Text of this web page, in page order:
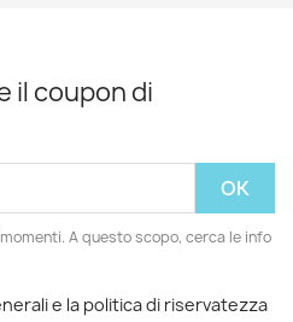
il coupon di
A questo scopo, cerca le info
e la politica di riservatezza